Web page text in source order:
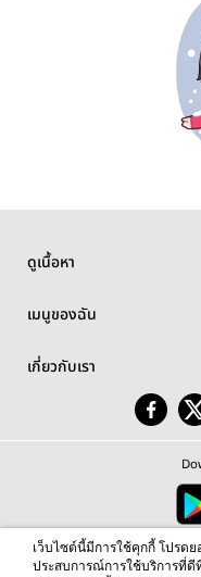
ดูเนื้อหา
เมนูของฉัน
เกี่ยวกับเรา
© 2026 readAwrite.com
This site is protected by
เว็บไซต์นี้มีการใช้คุกกี้ โปรด
ประสบการณ์การใช้บริการที่